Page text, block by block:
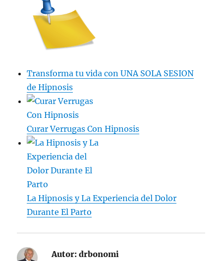
Transforma tu vida con UNA SOLA SESION
de Hipnosis
Curar Verrugas Con Hipnosis
La Hipnosis y La Experiencia del Dolor
Durante El Parto
Autor: drbonomi